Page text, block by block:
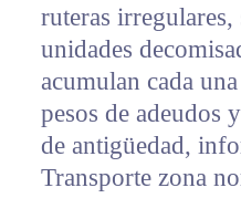
ruteras
unidades
acumulan cada
pesos de adeudos
de antigüedad,
Transporte zona